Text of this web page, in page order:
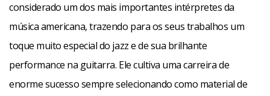
considerado um dos mais importantes intérpretes da
música americana, trazendo para os seus trabalhos um
toque muito especial do jazz e de sua brilhante
performance na guitarra. Ele cultiva uma carreira de
enorme sucesso sempre selecionando como material de